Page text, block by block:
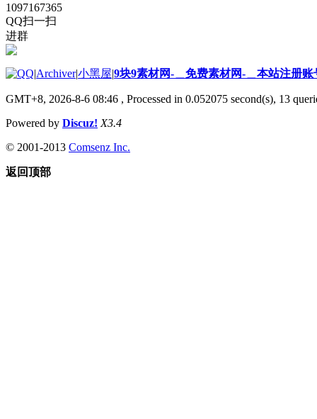
1097167365
QQ扫一扫
进群
|Archiver|小黑屋|9块9素材网-＿免费素材网-＿本站注册账
GMT+8, 2026-8-6 08:46 , Processed in 0.052075 second(s), 13
Powered by Discuz! X3.4
© 2001-2013 Comsenz Inc.
返回顶部